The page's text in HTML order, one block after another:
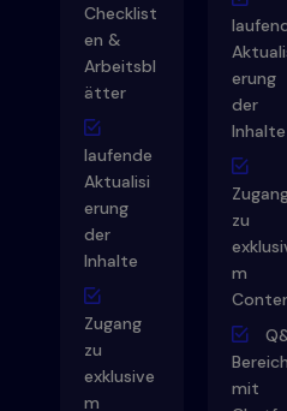
Checklist
en &
Arbeitsbl
ätter
laufende
Aktualisi
erung
der
Inhalte
Zugang
zu
exklusive
m
erung
der
Inhalte
zu
m
Bereich
mit